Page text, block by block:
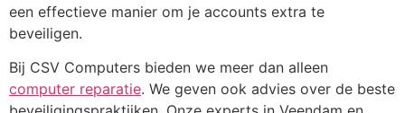
een effectieve manier om je accounts extra te
beveiligen.
Bij CSV Computers bieden we meer dan alleen
computer reparatie. We geven ook advies over de beste